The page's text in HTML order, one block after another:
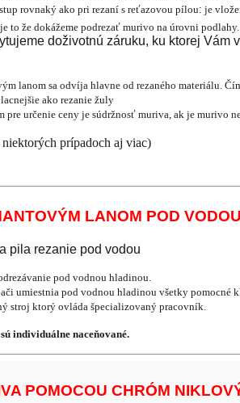
rovnaký ako pri rezaní s reťazovou pílou: je
to že dokážeme podrezať murivo na úrovni podlahy.
doživotnú záruku, ku ktorej Vám
lanom sa odvíja hlavne od rezaného materiálu.
ako rezanie žuly
určenie ceny je súdržnosť muriva, ak je murivo
prípadoch aj viac)
LANOM POD
pod vodnou hladinou.
umiestnia pod vodnou hladinou všetky pomocné
stroj ktorý ovláda špecializovaný pracovník.
individuálne naceňované.
POMOCOU CHRÓM